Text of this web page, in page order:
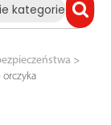
kategorie
orczyka